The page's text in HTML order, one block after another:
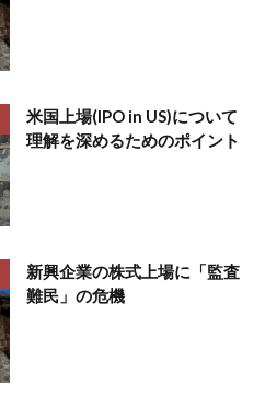
米国上場(IPO in US)について
理解を深めるためのポイント
新興企業の株式上場に「監査
難民」の危機